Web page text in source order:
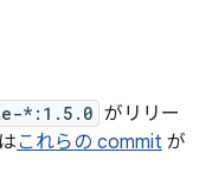
*:1.5.0 がリリー
これらの commit が